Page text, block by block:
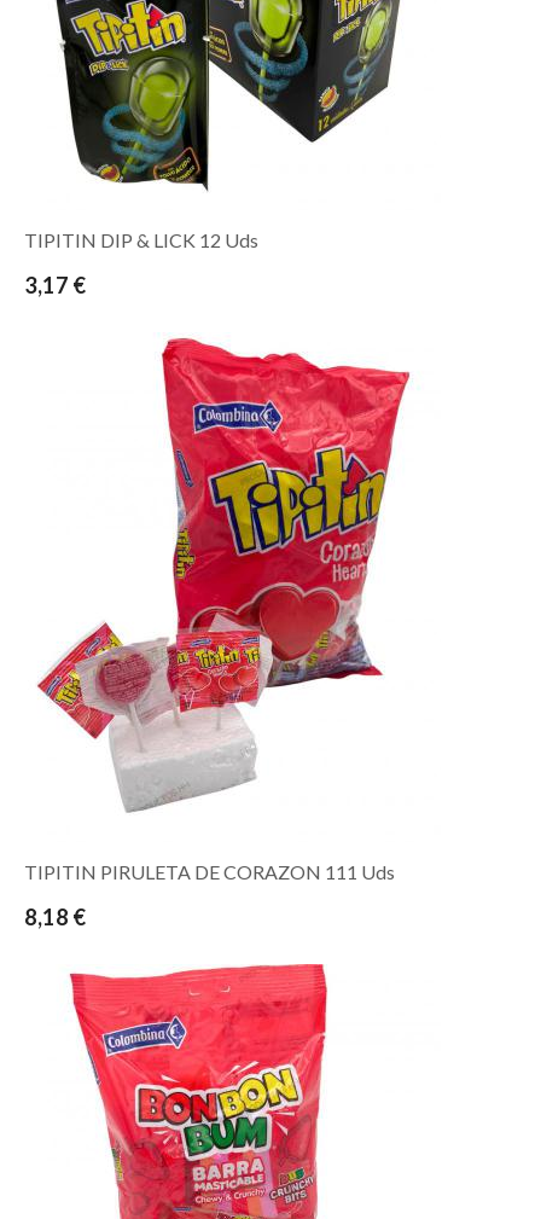
TIPITIN DIP & LICK 12 Uds
3,17 €
TIPITIN PIRULETA DE CORAZON 111 Uds
8,18 €